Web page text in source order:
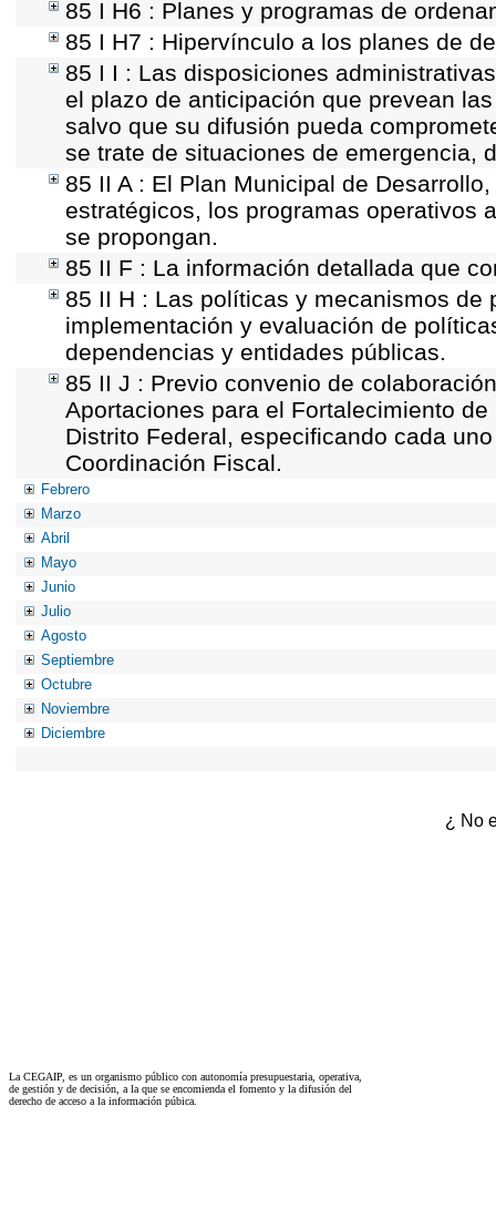
85 I H6 : Planes y programas de
85 I H7 : Hipervínculo a los planes de
85 I I : Las disposiciones
el plazo de anticipación que prevean
salvo que su difusión pueda
se trate de situaciones de emergencia,
85 II A : El Plan Municipal de
estratégicos, los programas operativos
se propongan.
85 II F : La información detallada que
85 II H : Las políticas y mecanismos
implementación y evaluación de
dependencias y entidades públicas.
85 II J : Previo convenio de
Aportaciones para el Fortalecimiento
Distrito Federal, especificando cada
Coordinación Fiscal.
Febrero
Marzo
Abril
Mayo
Junio
Julio
Agosto
Septiembre
Octubre
Noviembre
Diciembre
¿ No
La CEGAIP, es un organismo público con autonomía presupuestaria, operativa,
de gestión y de decisión, a la que se encomienda el fomento y la difusión del
derecho de acceso a la información púbica.